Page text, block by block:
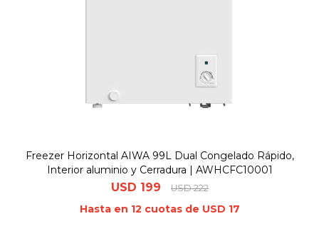
Freezer Horizontal AIWA 99L Dual Congelado Rápido,
Interior aluminio y Cerradura | AWHCFC10001
USD 199 USD 222
Hasta en 12 cuotas de USD 17